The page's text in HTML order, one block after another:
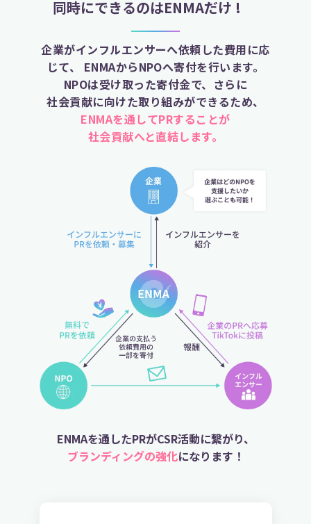
同時にできるのはENMAだけ !
企業がインフルエンサーへ依頼した費用に応
じて、 ENMAからNPOへ寄付を行います。
NPOは受け取った寄付金で、さらに
社会貢献に向けた取り組みができるため、
ENMAを通してPRすることが
社会貢献へと直結します。
ENMAを通したPRがCSR活動に繋がり、
ブランディングの強化になります！